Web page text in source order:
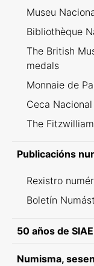
Museu
Bibliothèque
The British
medals
Monnaie de
Ceca
The
Publicacións
Rexistro
Boletín
50 años de
Numisma,